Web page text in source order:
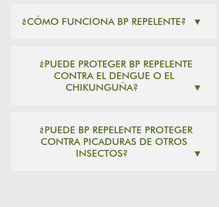
¿CÓMO FUNCIONA BP REPELENTE? ▼
¿PUEDE PROTEGER BP REPELENTE
CONTRA EL DENGUE O EL
CHIKUNGUÑA?
▼
¿PUEDE BP REPELENTE PROTEGER
CONTRA PICADURAS DE OTROS
INSECTOS?
▼